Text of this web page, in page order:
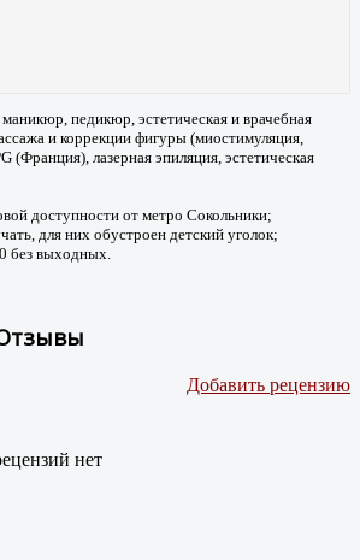
педикюр, эстетическая и врачебная
и коррекции фигуры (миостимуляция,
(Франция), лазерная эпиляция, эстетическая
доступности от метро Сокольники;
для них обустроен детский уголок;
без выходных.
Добавить рецензию
нет